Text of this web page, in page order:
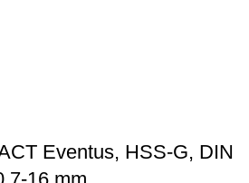
Eventus, HSS-G, DIN